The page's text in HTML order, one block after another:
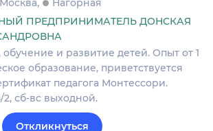
ПРЕДПРИНИМАТЕЛЬ ДОНСКАЯ
обучение и развитие детей. Опыт от 1
образование, приветствуется
педагога Монтессори.
сб-вс выходной.
Откликнуться